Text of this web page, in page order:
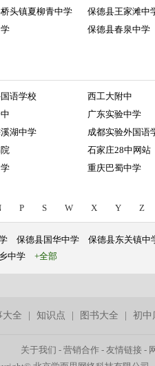
头镇夏柳青中学
保德县王家滩中
保德县春泉中学
语学校
西工大附中
广东实验中学
湖中学
成都实验外国语
石家庄28中网站
重庆巴蜀中学
P S W X Y Z
保德县国华中学
保德县东关镇中
中学 +全部
大全 |知识点 图书大全 |初中
关于我们 -营销合作 -友情链接 -